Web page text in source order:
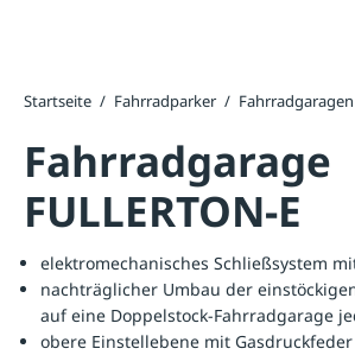
Startseite / Fahrradparker / Fahrradgaragen
Fahrradgarage
FULLERTON-E
elektromechanisches Schließsystem
nachträglicher Umbau der
auf eine Doppelstock-Fahrradgarage
obere Einstellebene mit